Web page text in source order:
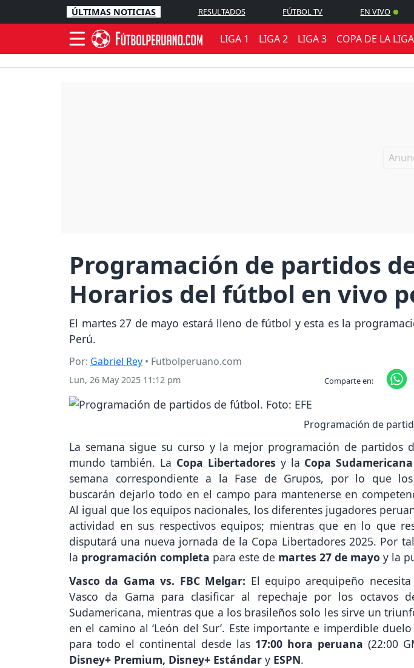
ÚLTIMAS NOTICIAS RESULTADOS FÚTBOL TV EN VIVO
LIGA 1 LIGA 2 LIGA 3 COPA DE LA LIGA
Programación de partidos
Horarios del fútbol en vivo
El martes 27 de mayo estará lleno de fútbol y esta es la
Perú.
Por: Gabriel Rey • Futbolperuano.com
Lun, 26 May 2025 11:12 pm Comparte en:
Programación de
La semana sigue su curso y la mejor programación de partidos
mundo también. La Copa Libertadores y la Copa Sudamericana
semana correspondiente a la Fase de Grupos, por lo que
buscarán dejarlo todo en el campo para mantenerse en
Al igual que los equipos nacionales, los diferentes jugadores
actividad en sus respectivos equipos; mientras que en lo que
disputará una nueva jornada de la Copa Libertadores 2025. Por
la programación completa para este de martes 27 de mayo y la
Vasco da Gama vs. FBC Melgar: El equipo arequipeño
Vasco da Gama para clasificar al repechaje por los octavos
Sudamericana, mientras que a los brasileños solo les sirve un
en el camino al ‘León del Sur’. Este importante e imperdible
para todo el continental desde las 17:00 hora peruana (22:00
Disney+ Premium, Disney+ Estándar y ESPN.